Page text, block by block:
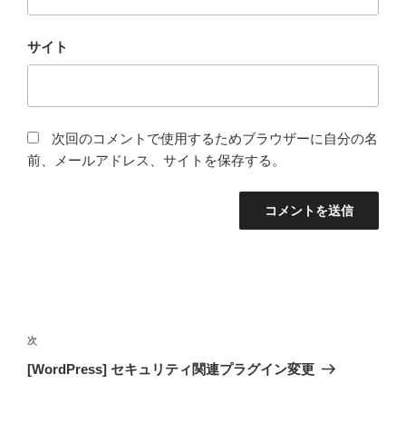
サイト
次回のコメントで使用するためブラウザーに自分の名
前、メールアドレス、サイトを保存する。
稿
ナ
次
の
次
[WordPress] セキュリティ関連プラグイン変更